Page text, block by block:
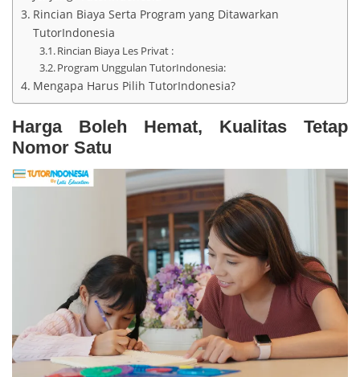
Rincian Biaya Serta Program yang Ditawarkan
TutorIndonesia
Rincian Biaya Les Privat :
Program Unggulan TutorIndonesia:
Mengapa Harus Pilih TutorIndonesia?
Harga Boleh Hemat, Kualitas Tetap
Nomor Satu